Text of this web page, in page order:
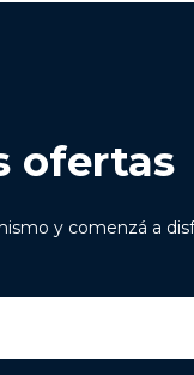
ofertas
y comenzá a